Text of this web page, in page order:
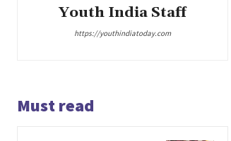
Youth India Staff
https://youthindiatoday.com
Must read